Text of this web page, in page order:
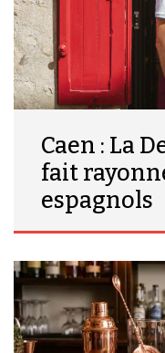
Caen : La
fait
espagnols